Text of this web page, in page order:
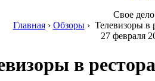
Свое дело
Главная› Обзоры› Телевизоры в
27 февраля
в